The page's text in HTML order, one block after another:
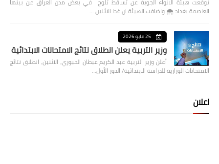
توقعت هيئة الانواء الجوية عن تساقط ثلوج في بعض مدن العراق من بينها
العاصمة بغداد ⁦🌨️⁩ واضافت الهيئة ان غدا الاثنين …
25 مايو 2026
وزير التربية يعلن انطلاق نتائج الامتحانات الابتدائية
أعلن وزير التربية عبد الكريم عبطان الجبوري، الاثنين، انطلاق نتائج
الامتحانات الوزارية للدراسة الابتدائية/ الدور الأول…
اعلان